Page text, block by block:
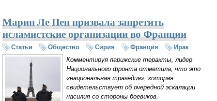
Марин Ле Пен призвала запретить
исламистские организации во Франции
Статьи Общество Сирия Франция
Ирак
Комментируя парижские теракты, лидер
Национального фронта отметила, что это
«национальная трагедия», которая
свидетельствует об очередной эскалации
насилия со стороны боевиков.